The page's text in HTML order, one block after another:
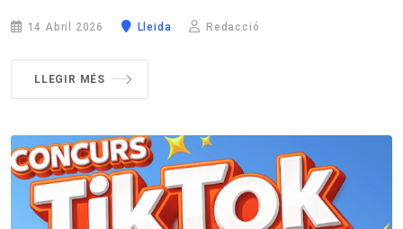
14 Abril 2026 Lleida Redacció
LLEGIR MÉS